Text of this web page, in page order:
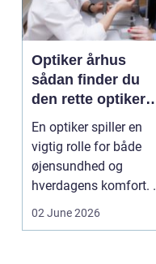
Optiker århus
sådan finder du
den rette optiker i
byen
En optiker spiller en
vigtig rolle for både
øjensundhed og
hverdagens komfort. I
en by som Aarhus, h...
02 June 2026